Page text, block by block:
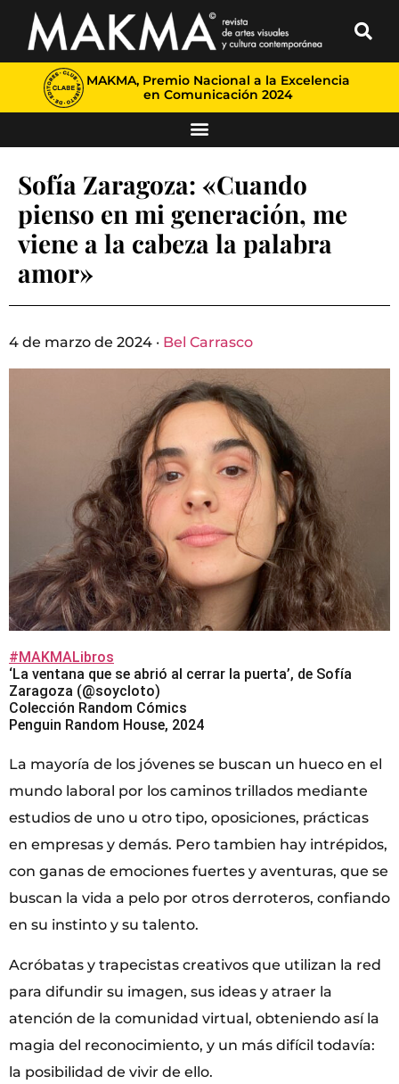
MAKMA, Premio Nacional a la Excelencia
en Comunicación 2024
Sofía Zaragoza: «Cuando
pienso en mi generación, me
viene a la cabeza la palabra
amor»
4 de marzo de 2024 · Bel Carrasco
#MAKMALibros
‘La ventana que se abrió al cerrar la puerta’, de Sofía
Zaragoza (@soycloto)
Colección Random Cómics
Penguin Random House, 2024
La mayoría de los jóvenes se buscan un hueco en el
mundo laboral por los caminos trillados mediante
estudios de uno u otro tipo, oposiciones, prácticas
en empresas y demás. Pero tambien hay intrépidos,
con ganas de emociones fuertes y aventuras, que se
buscan la vida a pelo por otros derroteros, confiando
en su instinto y su talento.
Acróbatas y trapecistas creativos que utilizan la red
para difundir su imagen, sus ideas y atraer la
atención de la comunidad virtual, obteniendo así la
magia del reconocimiento, y un más difícil todavía:
la posibilidad de vivir de ello.